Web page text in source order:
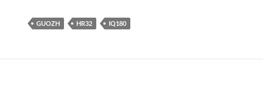
GUOZH HR32 IQ180